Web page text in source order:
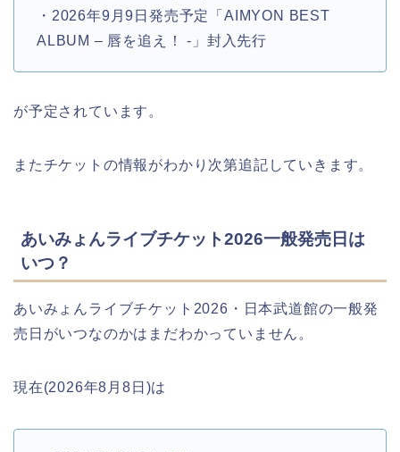
・2026年9月9日発売予定「AIMYON BEST
ALBUM – 唇を追え！ -」封入先行
が予定されています。
またチケットの情報がわかり次第追記していきます。
あいみょんライブチケット2026一般発売日は
いつ？
あいみょんライブチケット2026・日本武道館の一般発
売日がいつなのかはまだわかっていません。
現在(2026年8月8日)は